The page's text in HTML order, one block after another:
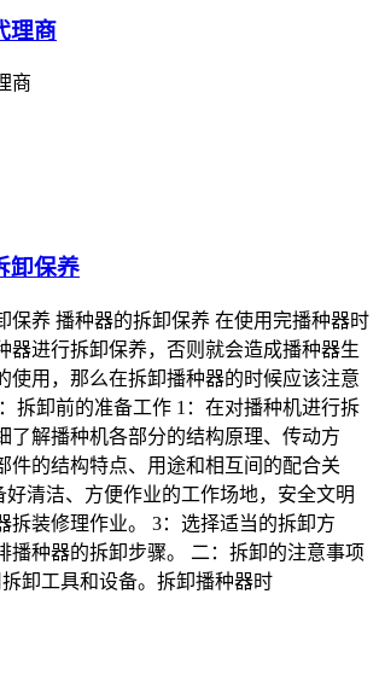
理商
商
卸保养
保养 播种器的拆卸保养 在使用完播种器时
器进行拆卸保养，否则就会造成播种器生
使用，那么在拆卸播种器的时候应该注意
拆卸前的准备工作 1：在对播种机进行拆
了解播种机各部分的结构原理、传动方
件的结构特点、用途和相互间的配合关
好清洁、方便作业的工作场地，安全文明
拆装修理作业。 3：选择适当的拆卸方
播种器的拆卸步骤。 二：拆卸的注意事项
卸工具和设备。拆卸播种器时